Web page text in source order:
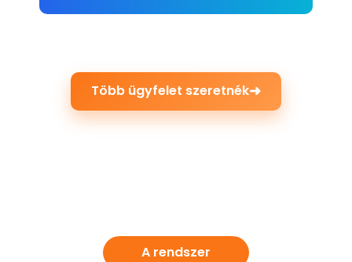
Több ügyfelet szeretnék➜
A rendszer